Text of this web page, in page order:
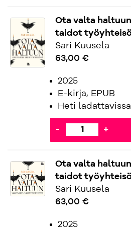
Ota valta
taidot
Sari Kuusela
63,00 €
2025
E-kirja, EPUB
Heti ladattavissa
- +
Ota valta
taidot
Sari Kuusela
63,00 €
2025